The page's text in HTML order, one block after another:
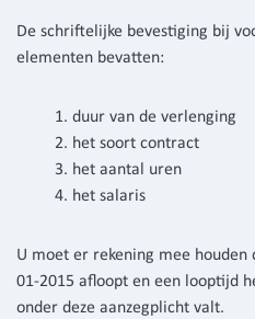
De schriftelijke bevestiging bij
elementen bevatten:
duur van de verlenging
het soort contract
het aantal uren
het salaris
U moet er rekening mee
01-2015 afloopt en een looptijd
onder deze aanzegplicht valt.